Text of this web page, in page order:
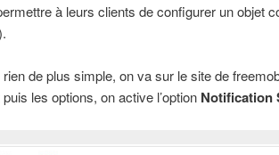
à leurs clients de configurer un objet
de plus simple, on va sur le site de
les options, on active l’option Notification